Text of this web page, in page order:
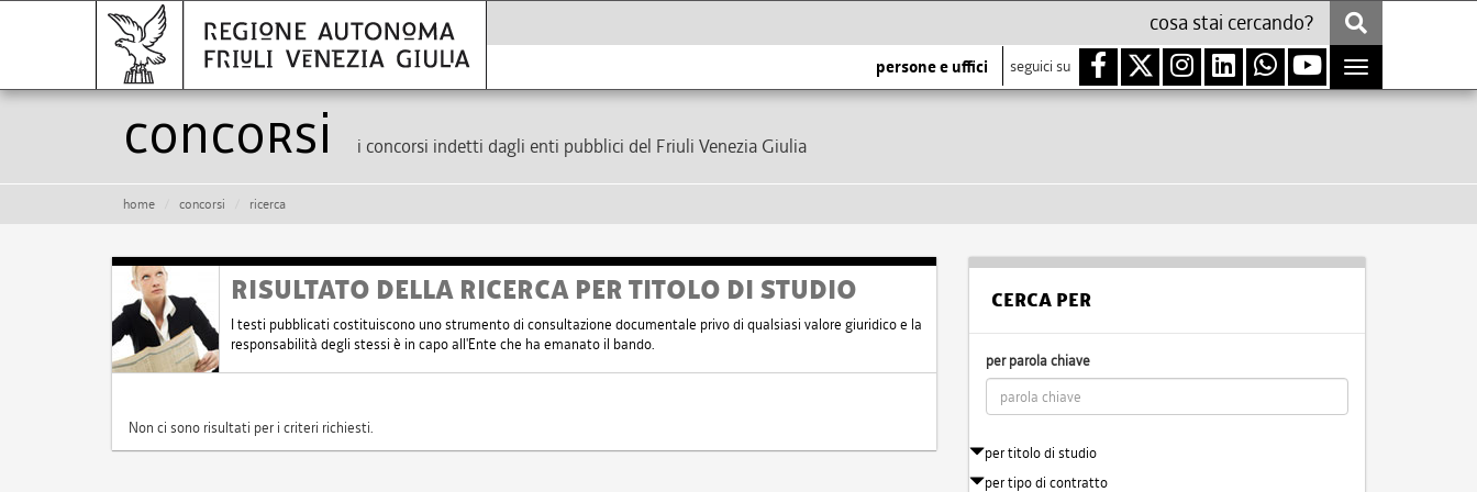
persone e uffici seguici su
Toggle
navigation
Concorsi i concorsi indetti dagli enti pubblici del Friuli Venezia Giulia
home concorsi ricerca
RISULTATO DELLA RICERCA PER TITOLO DI STUDIO
I testi pubblicati costituiscono uno strumento di consultazione documentale privo di qualsiasi valore giuridico e la
responsabilità degli stessi è in capo all'Ente che ha emanato il bando.
Non ci sono risultati per i criteri richiesti.
CERCA PER
per parola chiave
per titolo di studio
per tipo di contratto